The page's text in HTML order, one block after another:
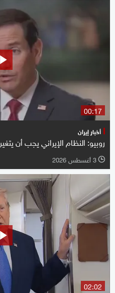
00:17
أخبار إيران
روبيو: النظام الإيراني يجب أن يتغير
l 3 أغسطس 2026
02:02